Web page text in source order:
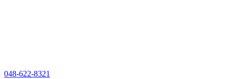
048-622-8321